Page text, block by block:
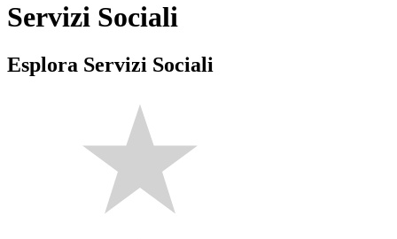
Servizi Sociali
Esplora Servizi Sociali